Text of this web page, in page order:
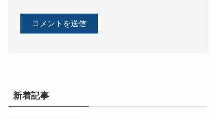
新着記事